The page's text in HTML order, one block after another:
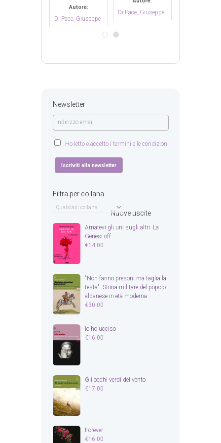
Autore:
Di Pace, Giuseppe
Di Pace, Giuseppe
Newsletter
Ho letto e accetto i termini e le condizioni
Filtra per collana
Nuove uscite
Amatevi gli uni sugli altri. La
Genesi off
€14.00
"Non fanno presoni ma taglia la
testa". Storia militare del popolo
albanese in età moderna
€30.00
Io ho ucciso
€16.00
Gli occhi verdi del vento
€17.00
Forever
€16.00